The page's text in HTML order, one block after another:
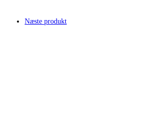
Næste produkt